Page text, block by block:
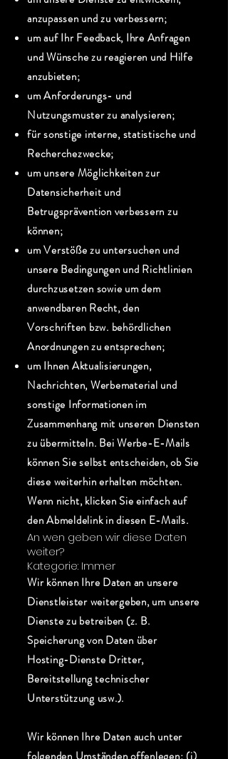
anzupassen und zu verbessern;
um auf Ihr Feedback, Ihre Anfragen
und Wünsche zu reagieren und Hilfe
anzubieten;
um Anforderungs- und
Nutzungsmuster zu analysieren;
für sonstige interne, statistische und
Recherchezwecke;
um unsere Möglichkeiten zur
Datensicherheit und
Betrugsprävention verbessern zu
können;
um Verstöße zu untersuchen und
unsere Bedingungen und Richtlinien
durchzusetzen sowie um dem
anwendbaren Recht, den
Vorschriften bzw. behördlichen
Anordnungen zu entsprechen;
um Ihnen Aktualisierungen,
Nachrichten, Werbematerial und
sonstige Informationen im
Zusammenhang mit unseren Diensten
zu übermitteln. Bei Werbe-E-Mails
können Sie selbst entscheiden, ob Sie
diese weiterhin erhalten möchten.
Wenn nicht, klicken Sie einfach auf
den Abmeldelink in diesen E-Mails.
An wen geben wir diese Daten
weiter?
Kategorie: Immer
Wir können Ihre Daten an unsere
Dienstleister weitergeben, um unsere
Dienste zu betreiben (z. B.
Speicherung von Daten über
Hosting-Dienste Dritter,
Bereitstellung technischer
Unterstützung usw.).
Wir können Ihre Daten auch unter